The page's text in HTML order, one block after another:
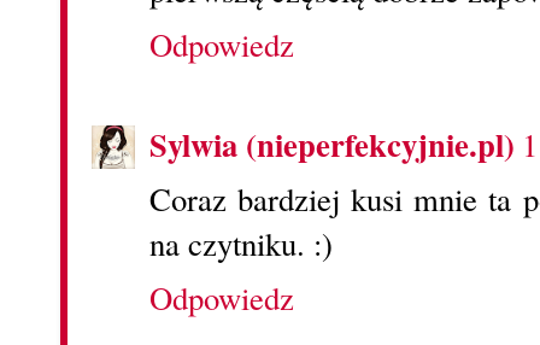
Odpowiedz
Sylwia (nieperfekcyjnie.pl)
Coraz bardziej kusi mnie ta
na czytniku. :)
Odpowiedz